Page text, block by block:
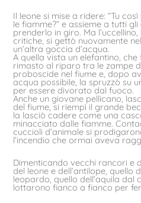
Il leone si mise a ridere: “Tu
le fiamme?” e assieme a tutti
prenderlo in giro. Ma
critiche, si gettò nuovamente
un’altra goccia d’acqua.
A quella vista un elefantino,
rimasto al riparo tra le zampe
proboscide nel fiume e, dopo
acqua possibile, la spruzzò su
per essere divorato dal fuoco.
Anche un giovane pellicano,
del fiume, si riempì il grande
la lasciò cadere come una
minacciato dalle fiamme.
cuccioli d’animale si
l’incendio che ormai aveva
Dimenticando vecchi rancori e
del leone e dell’antilope, quello
leopardo, quello dell’aquila dal
lottarono fianco a fianco per